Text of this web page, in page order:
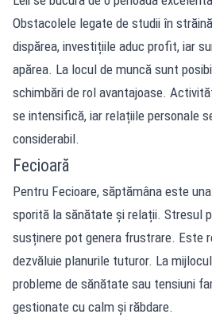
Obstacolele legate de studii în
dispărea, investițiile aduc profit, iar
apărea. La locul de muncă sunt
schimbări de rol avantajoase.
se intensifică, iar relațiile personale
considerabil.
Fecioară
Pentru Fecioare, săptămâna este
sporită la sănătate și relații. Stresul
susținere pot genera frustrare. Este
dezvăluie planurile tuturor. La
probleme de sănătate sau tensiuni
gestionate cu calm și răbdare.